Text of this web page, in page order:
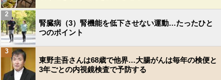
腎臓病（3）腎機能を低下させない運動…たったひと
つのポイント
2
東野圭吾さんは68歳で他界…大腸がんは毎年の検便と
3年ごとの内視鏡検査で予防する
3